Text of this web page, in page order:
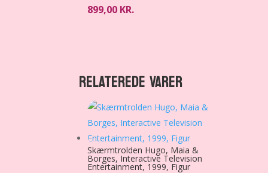
899,00 KR.
RELATEREDE VARER
Skærmtrolden Hugo, Maia &
Borges, Interactive Television
Entertainment, 1999, Figur